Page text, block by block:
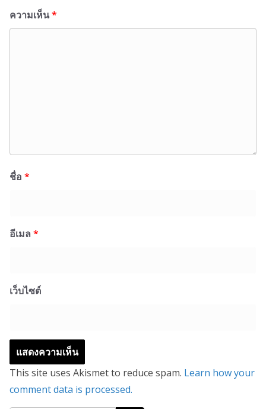
ความเห็น*
ชื่อ *
อีเมล *
เว็บไซต์
This site uses Akismet to reduce spam. Learn how your
comment data is processed.